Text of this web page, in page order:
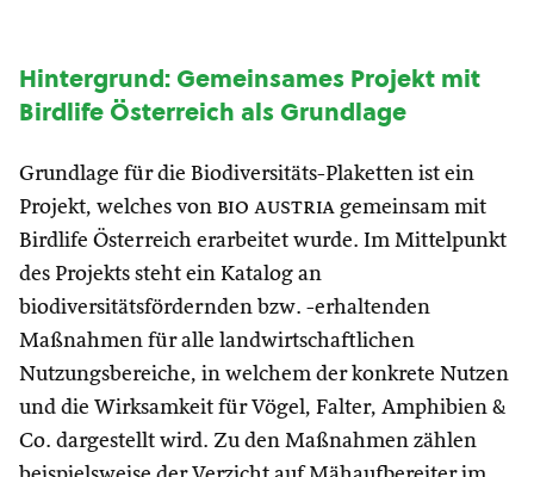
Hintergrund: Gemeinsames Projekt mit
Birdlife Österreich als Grundlage
Grundlage für die Biodiversitäts-Plaketten ist ein
Projekt, welches von bio austria gemeinsam mit
Birdlife Österreich erarbeitet wurde. Im Mittelpunkt
des Projekts steht ein Katalog an
biodiversitätsfördernden bzw. -erhaltenden
Maßnahmen für alle landwirtschaftlichen
Nutzungsbereiche, in welchem der konkrete Nutzen
und die Wirksamkeit für Vögel, Falter, Amphibien &
Co. dargestellt wird. Zu den Maßnahmen zählen